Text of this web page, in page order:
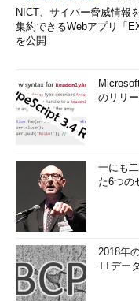
NICT、サイバー脅威情報
集約できるWebアプリ「
を公開
のリリ
一にも
た6つの
2018年
TTデー